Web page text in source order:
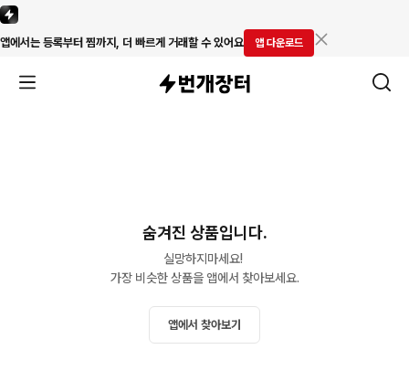
앱에서는 등록부터 찜까지, 더 빠르게 거래할 수 있어요 앱 다운로드
숨겨진 상품입니다.
실망하지마세요!
가장 비슷한 상품을 앱에서 찾아보세요.
앱에서 찾아보기